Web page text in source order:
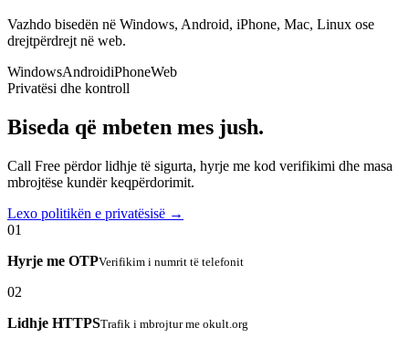
Vazhdo bisedën në Windows, Android, iPhone, Mac, Linux ose
drejtpërdrejt në web.
WindowsAndroidiPhoneWeb
Privatësi dhe kontroll
Biseda që mbeten mes jush.
Call Free përdor lidhje të sigurta, hyrje me kod verifikimi dhe masa
mbrojtëse kundër keqpërdorimit.
Lexo politikën e privatësisë →
01
Hyrje me OTPVerifikim i numrit të telefonit
02
Lidhje HTTPSTrafik i mbrojtur me okult.org